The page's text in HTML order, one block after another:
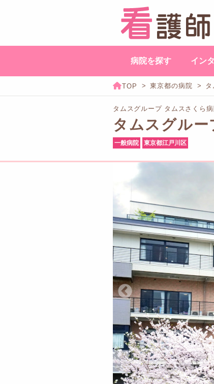
病院を探す イン
東京都の病院
タムスグループ タムスさくら
タムスグルー
一般病院 東京都江戸川区